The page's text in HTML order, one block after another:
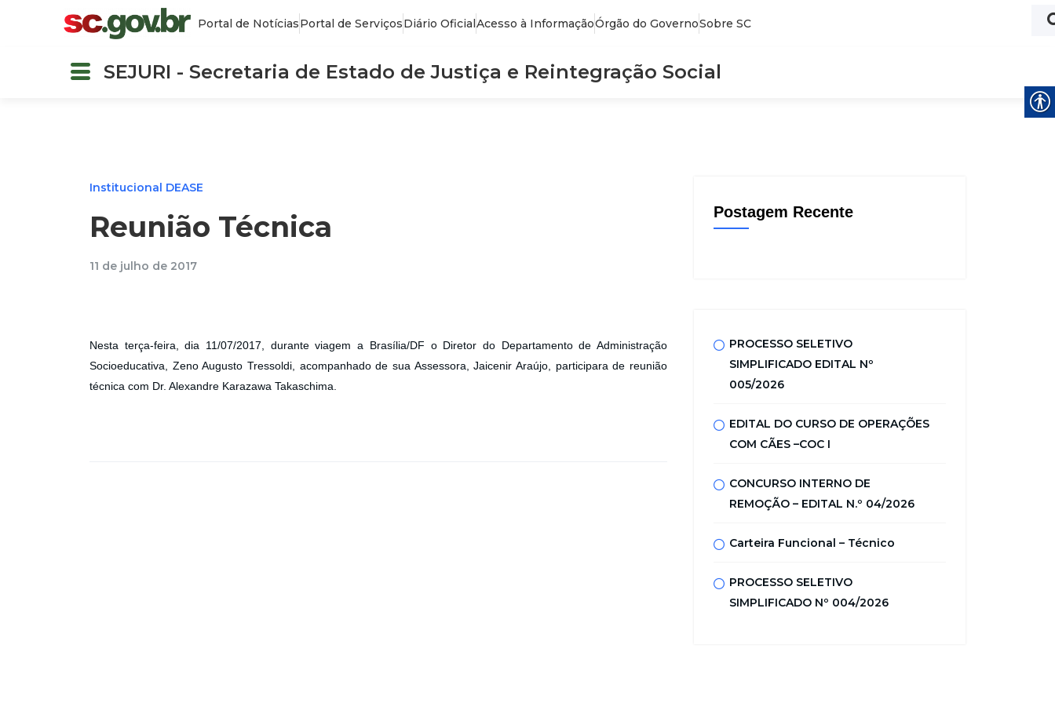
Portal de NotíciasPortal de ServiçosDiário OficialAcesso à InformaçãoÓrgão do GovernoSobre SC
SEJURI - Secretaria de Estado de Justiça e Reintegração Social
Institucional DEASE
Reunião Técnica
11 de julho de 2017
Nesta terça-feira, dia 11/07/2017, durante viagem a Brasília/DF o Diretor do Departamento de Administração
Socioeducativa, Zeno Augusto Tressoldi, acompanhado de sua Assessora, Jaicenir Araújo, participara de reunião
técnica com Dr. Alexandre Karazawa Takaschima.
Postagem Recente
PROCESSO SELETIVO
SIMPLIFICADO EDITAL Nº
005/2026
EDITAL DO CURSO DE OPERAÇÕES
COM CÃES –COC I
CONCURSO INTERNO DE
REMOÇÃO – EDITAL N.º 04/2026
Carteira Funcional – Técnico
PROCESSO SELETIVO
SIMPLIFICADO Nº 004/2026